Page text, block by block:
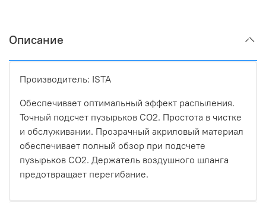
Описание
Производитель: ISTA
Обеспечивает оптимальный эффект распыления.
Точный подсчет пузырьков СО2. Простота в чистке
и обслуживании. Прозрачный акриловый материал
обеспечивает полный обзор при подсчете
пузырьков СО2. Держатель воздушного шланга
предотвращает перегибание.